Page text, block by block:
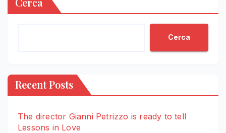
Cerca
Recent Posts
The director Gianni Petrizzo is ready to tell
Lessons in Love